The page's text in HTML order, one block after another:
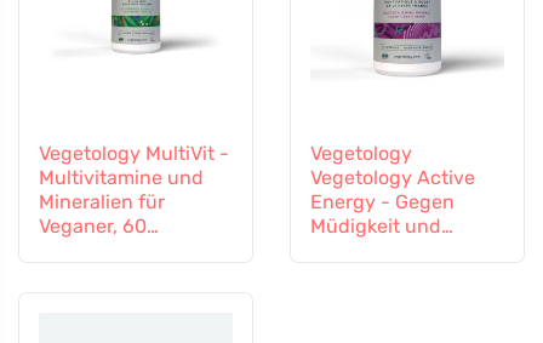
Vegetology MultiVit -
Multivitamine und
Mineralien für
Veganer, 60
Vegetology
Vegetology Active
Energy - Gegen
Müdigkeit und